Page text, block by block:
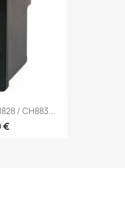
/ CH883...
€